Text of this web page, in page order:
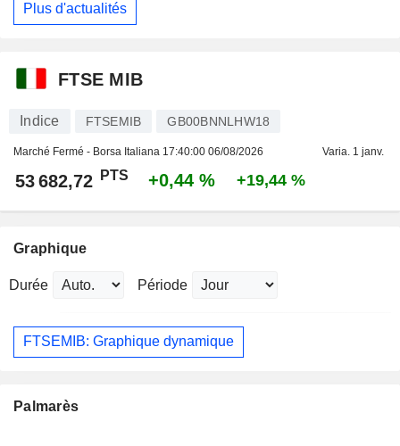
Plus d'actualités
FTSE MIB
Indice FTSEMIB GB00BNNLHW18
Marché Fermé - Borsa Italiana 17:40:00 06/08/2026 Varia. 1 janv.
53 682,72 PTS +0,44 % +19,44 %
Graphique
Durée Période
FTSEMIB: Graphique dynamique
Palmarès